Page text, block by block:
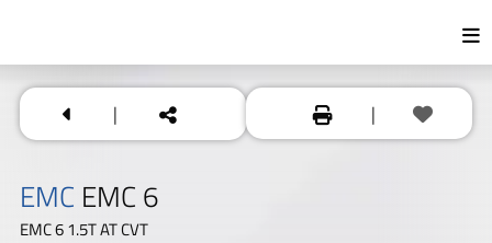
| |
EMC EMC 6
EMC 6 1.5T AT CVT